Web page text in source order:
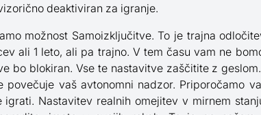
deaktiviran za igranje.
možnost Samoizključitve. To je trajna
ali 1 leto, ali pa trajno. V tem času vam ne
bo blokiran. Vse te nastavitve zaščitite z
povečuje vaš avtonomni nadzor. Priporočamo
igrati. Nastavitev realnih omejitev v mirnem